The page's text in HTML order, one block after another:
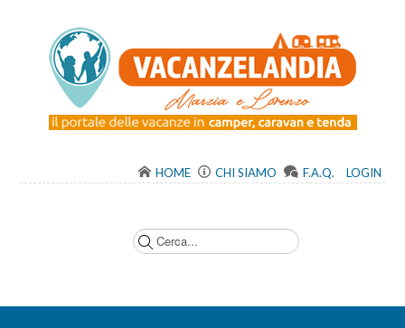
HOME CHI SIAMO F.A.Q. LOGIN